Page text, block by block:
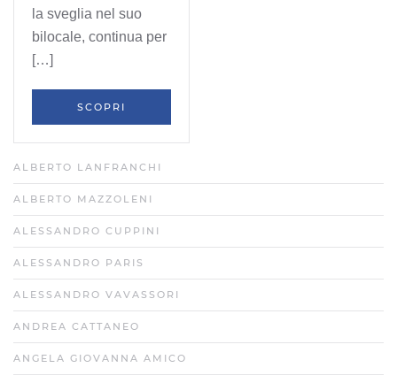
la sveglia nel suo
bilocale, continua per
[…]
SCOPRI
ALBERTO LANFRANCHI
ALBERTO MAZZOLENI
ALESSANDRO CUPPINI
ALESSANDRO PARIS
ALESSANDRO VAVASSORI
ANDREA CATTANEO
ANGELA GIOVANNA AMICO